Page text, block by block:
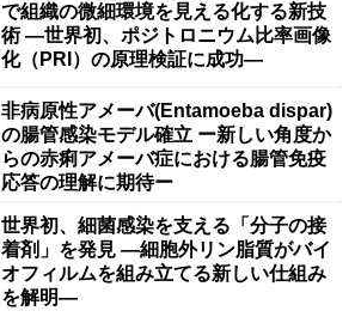
で組織の微細環境を見える化する新技
術 ―世界初、ポジトロニウム比率画像
化（PRI）の原理検証に成功―
非病原性アメーバ(Entamoeba dispar)
の腸管感染モデル確立 ー新しい角度か
らの赤痢アメーバ症における腸管免疫
応答の理解に期待ー
世界初、細菌感染を支える「分子の接
着剤」を発見 ―細胞外リン脂質がバイ
オフィルムを組み立てる新しい仕組み
を解明―